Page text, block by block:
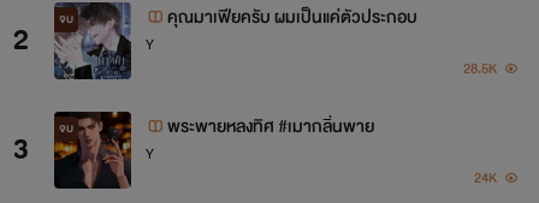
2 จบ คุณมาเฟียครับ ผมเป็นแค่ตัวประกอบ
Y
28.5K
3 จบ พระพายหลงทิศ #เมากลิ่นพาย
Y
24K